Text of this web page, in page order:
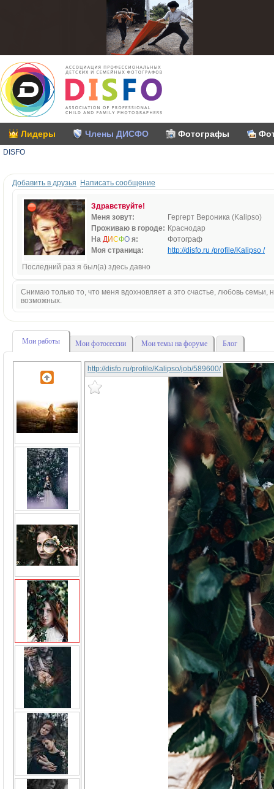
Лидеры Члены ДИСФО Фотографы
DISFO
Добавить в друзья Написать сообщение
Здравствуйте!
Меня зовут:
Гергерт Вероника (Kalipso)
Проживаю в городе: Краснодар
На ДИСФО я:
Фотограф
Моя страница:
http://disfo.ru /profile/Kalipso /
Последний раз я был(а) здесь давно
Снимаю только то, что меня вдохновляет а это счастье, любовь
возможных.
Мои работы Мои фотосессии Мои темы на форуме Блог
http://disfo.ru/profile/Kalipso/job/589600/